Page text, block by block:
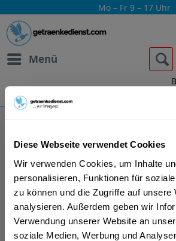
Diese Webseite verwendet Cookies
Wir verwenden Cookies, um Inhalte
personalisieren, Funktionen für
zu können und die Zugriffe auf unsere
analysieren. Außerdem geben wir
Verwendung unserer Website an
soziale Medien, Werbung und
Mo – Fr 9 – 17 Uhr
Menü
Vecchia Romagna
Lass dir die Getränke von